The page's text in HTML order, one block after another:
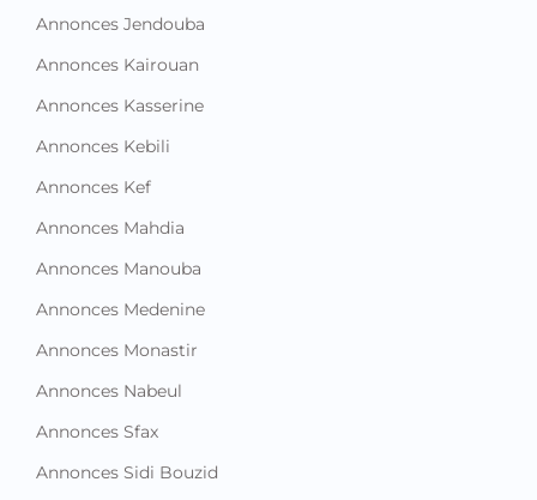
Annonces Jendouba
Annonces Kairouan
Annonces Kasserine
Annonces Kebili
Annonces Kef
Annonces Mahdia
Annonces Manouba
Annonces Medenine
Annonces Monastir
Annonces Nabeul
Annonces Sfax
Annonces Sidi Bouzid